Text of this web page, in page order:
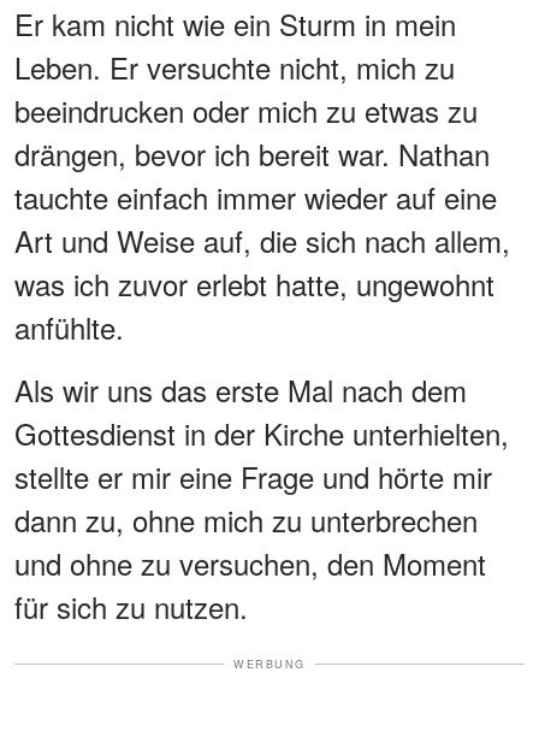
Er kam nicht wie ein Sturm in mein
Leben. Er versuchte nicht, mich zu
beeindrucken oder mich zu etwas zu
drängen, bevor ich bereit war. Nathan
tauchte einfach immer wieder auf eine
Art und Weise auf, die sich nach allem,
was ich zuvor erlebt hatte, ungewohnt
anfühlte.
Als wir uns das erste Mal nach dem
Gottesdienst in der Kirche unterhielten,
stellte er mir eine Frage und hörte mir
dann zu, ohne mich zu unterbrechen
und ohne zu versuchen, den Moment
für sich zu nutzen.
WERBUNG